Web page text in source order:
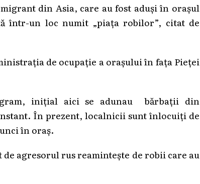
din Asia, care au fost aduși în orașul
într-un loc numit „piața robilor”, citat de
de ocupație a orașului în fața Pieței
inițial aici se adunau bărbații din
În prezent, localnicii sunt înlocuiți de
în oraș.
agresorul rus reamintește de robii care au